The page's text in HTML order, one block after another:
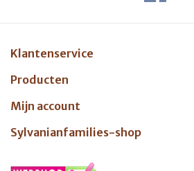
Klantenservice
Producten
Mijn account
Sylvanianfamilies-shop